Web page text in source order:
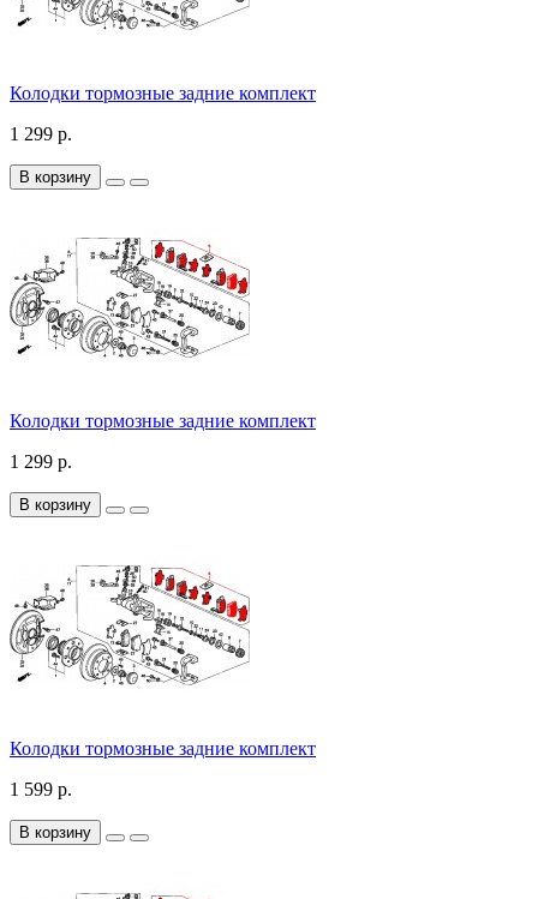
Колодки тормозные задние комплект
1 299 р.
В корзину
Колодки тормозные задние комплект
1 299 р.
В корзину
Колодки тормозные задние комплект
1 599 р.
В корзину